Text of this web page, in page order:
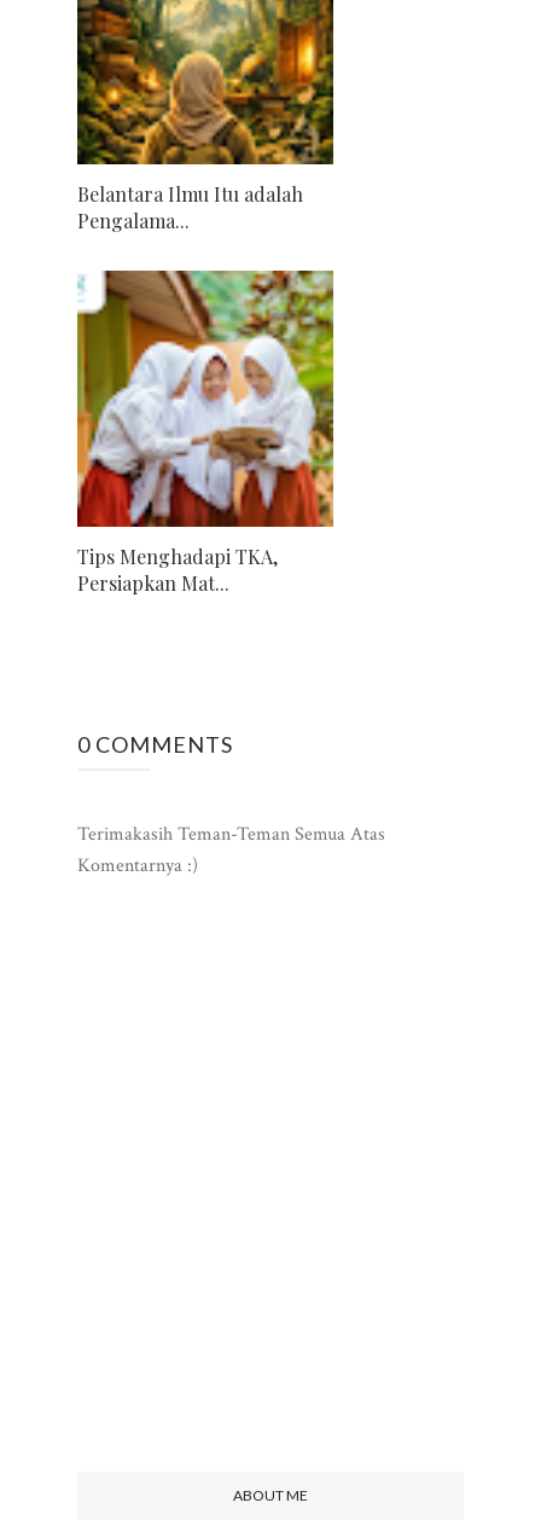
Belantara Ilmu Itu adalah
Pengalama...
Tips Menghadapi TKA,
Persiapkan Mat...
0 COMMENTS
Terimakasih Teman-Teman Semua Atas
Komentarnya :)
ABOUT ME